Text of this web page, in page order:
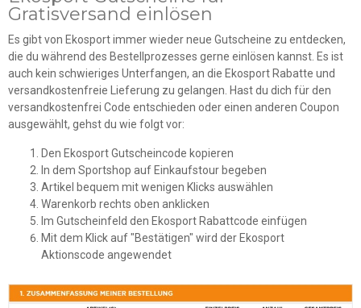
Gratisversand einlösen
Es gibt von Ekosport immer wieder neue Gutscheine zu entdecken,
die du während des Bestellprozesses gerne einlösen kannst. Es ist
auch kein schwieriges Unterfangen, an die Ekosport Rabatte und
versandkostenfreie Lieferung zu gelangen. Hast du dich für den
versandkostenfrei Code entschieden oder einen anderen Coupon
ausgewählt, gehst du wie folgt vor:
Den Ekosport Gutscheincode kopieren
In dem Sportshop auf Einkaufstour begeben
Artikel bequem mit wenigen Klicks auswählen
Warenkorb rechts oben anklicken
Im Gutscheinfeld den Ekosport Rabattcode einfügen
Mit dem Klick auf "Bestätigen" wird der Ekosport
Aktionscode angewendet